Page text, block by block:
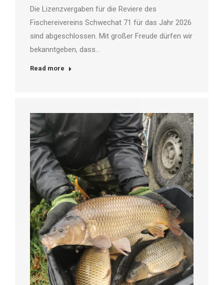
Die Lizenzvergaben für die Reviere des
Fischereivereins Schwechat 71 für das Jahr 2026
sind abgeschlossen. Mit großer Freude dürfen wir
bekanntgeben, dass…
Read more